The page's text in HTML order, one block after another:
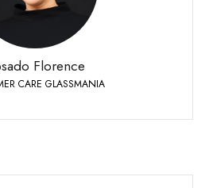
Florence
CARE GLASSMANIA
Telefon:
451 25 40